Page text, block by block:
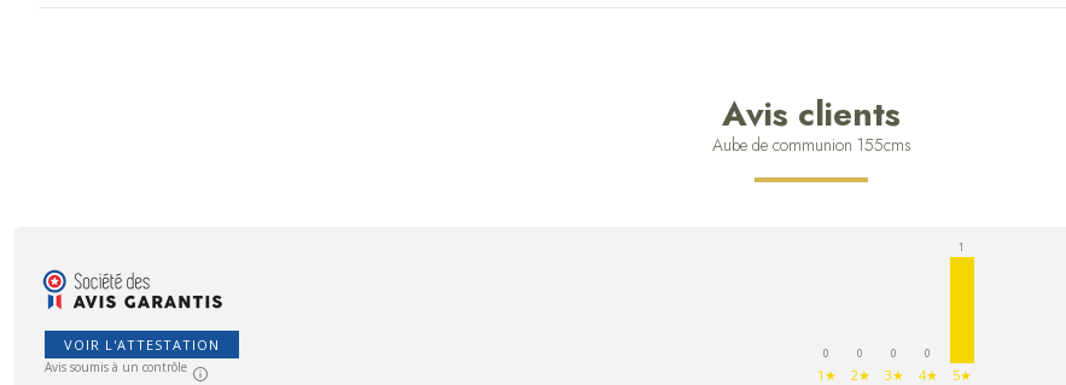
Avis clients
Aube de communion 155cms
VOIR L'ATTESTATION
Avis soumis à un contrôle
0
1★
0
2★
0
3★
0
4★
1
5★